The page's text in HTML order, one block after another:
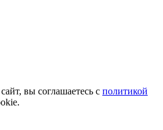
вы соглашаетесь с политикой